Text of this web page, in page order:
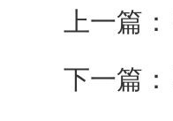
上一篇：
下一篇：